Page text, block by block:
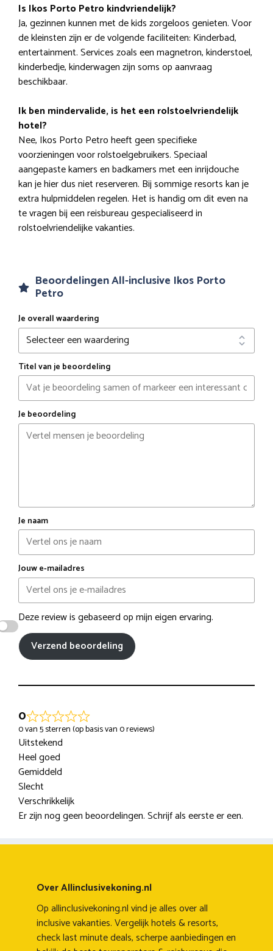
Is Ikos Porto Petro kindvriendelijk?
Ja, gezinnen kunnen met de kids zorgeloos genieten. Voor
de kleinsten zijn er de volgende faciliteiten: Kinderbad,
entertainment. Services zoals een magnetron, kinderstoel,
kinderbedje, kinderwagen zijn soms op aanvraag
beschikbaar.
Ik ben mindervalide, is het een rolstoelvriendelijk
hotel?
Nee, Ikos Porto Petro heeft geen specifieke
voorzieningen voor rolstoelgebruikers. Speciaal
aangepaste kamers en badkamers met een inrijdouche
kan je hier dus niet reserveren. Bij sommige resorts kan je
extra hulpmiddelen regelen. Het is handig om dit even na
te vragen bij een reisbureau gespecialiseerd in
rolstoelvriendelijke vakanties.
Beoordelingen All-inclusive Ikos Porto
Petro
Je overall waardering
Titel van je beoordeling
Je beoordeling
Je naam
Jouw e-mailadres
Deze review is gebaseerd op mijn eigen ervaring.
Verzend beoordeling
0
0 van 5 sterren (op basis van 0 reviews)
Uitstekend
Heel goed
Gemiddeld
Slecht
Verschrikkelijk
Er zijn nog geen beoordelingen. Schrijf als eerste er een.
Over Allinclusivekoning.nl
Op allinclusivekoning.nl vind je alles over all
inclusive vakanties. Vergelijk hotels & resorts,
check last minute deals, scherpe aanbiedingen en